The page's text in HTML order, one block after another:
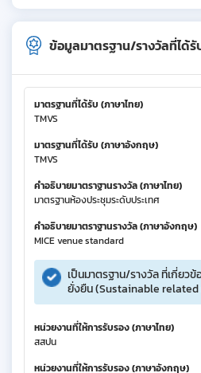
ข้อมูลมาตรฐาน/รางวัลที่ได้รั
มาตรฐานที่ได้รับ (ภาษาไทย)
TMVS
มาตรฐานที่ได้รับ (ภาษาอังกฤษ)
TMVS
คำอธิบายมาตราฐานรางวัล (ภาษาไทย)
มาตรฐานห้องประชุมระดับประเทศ
คำอธิบายมาตราฐานรางวัล (ภาษาอังกฤษ)
MICE venue standard
เป็นมาตรฐาน/รางวัล ที่เกี่ย
ยั่งยืน (Sustainable related
หน่วยงานที่ให้การรับรอง (ภาษาไทย)
สสปน
หน่วยงานที่ให้การรับรอง (ภาษาอังกฤษ)